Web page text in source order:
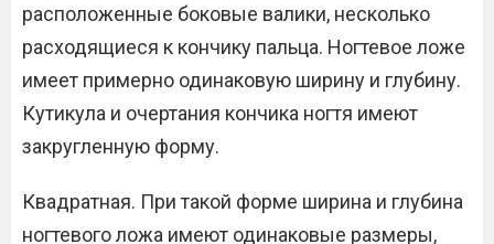
расположенные боковые валики, несколько
расходящиеся к кончику пальца. Ногтевое ложе
имеет примерно одинаковую ширину и глубину.
Кутикула и очертания кончика ногтя имеют
закругленную форму.
Квадратная. При такой форме ширина и глубина
ногтевого ложа имеют одинаковые размеры,